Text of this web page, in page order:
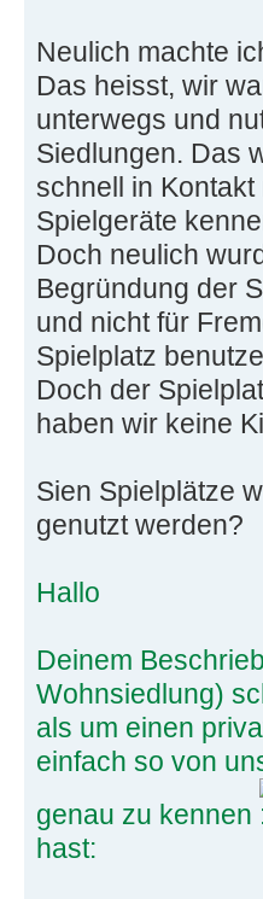
Neulich machte
Das heisst, wir
unterwegs und
Siedlungen. Das
schnell in
Spielgeräte
Doch neulich
Begründung der
und nicht für
Spielplatz
Doch der
haben wir keine
Sien Spielplätze
genutzt werden?
Hallo
Deinem
Wohnsiedlung)
als um einen
einfach so von
genau zu kennen
hast: